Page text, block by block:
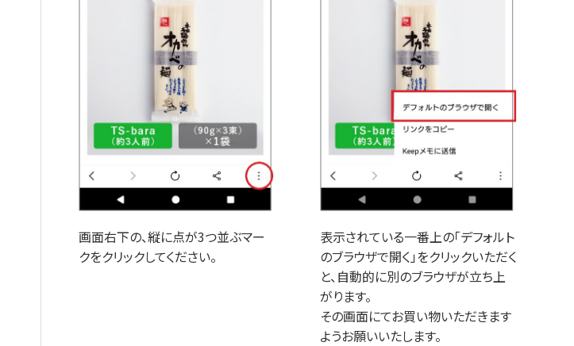
画面右下の、縦に点が3つ並ぶマー
クをクリックしてください。
表示されている一番上の「デフォルト
のブラウザで開く」をクリックいただく
と、自動的に別のブラウザが立ち上
がります。
その画面にてお買い物いただきます
ようお願いいたします。